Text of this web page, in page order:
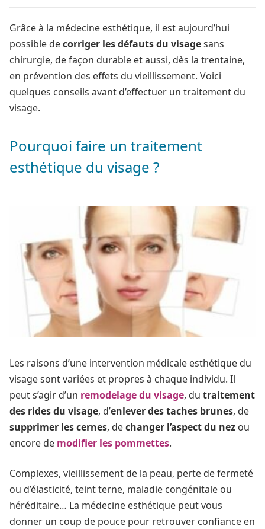
Grâce à la médecine esthétique, il est aujourd’hui
possible decorriger les défauts du visagesans
chirurgie, de façon durable et aussi, dès la trentaine,
en prévention des effets du vieillissement. Voici
quelques conseils avant d’effectuer un traitement du
visage.
Pourquoi faire un traitement
esthétique du visage ?
Les raisons d’une intervention médicale esthétique du
visage sont variées et propres à chaque individu. Il
peut s’agir d’un remodelage du visage, du traitement
des rides du visage, d’enlever des taches brunes, de
supprimer les cernes, dechanger l’aspect du nez ou
encore de modifier les pommettes.
Complexes, vieillissement de la peau, perte de fermeté
ou d’élasticité, teint terne, maladie congénitale ou
héréditaire… La médecine esthétique peut vous
donner un coup de pouce pour retrouver confiance en